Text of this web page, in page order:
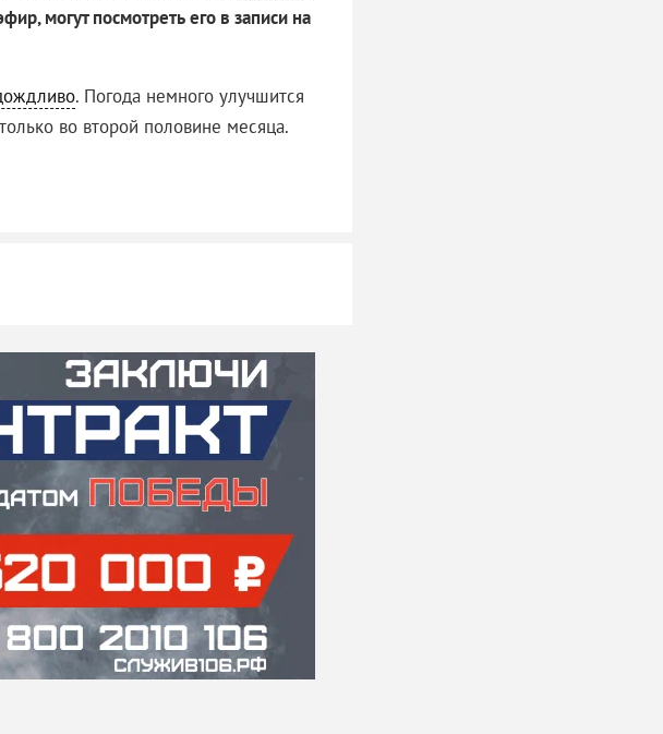
могут посмотреть его в записи на
. Погода немного улучшится
во второй половине месяца.